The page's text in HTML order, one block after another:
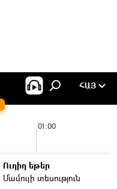
ՀԱՅ
01:00
Ուղիղ եթեր
Մամուլի տեսություն